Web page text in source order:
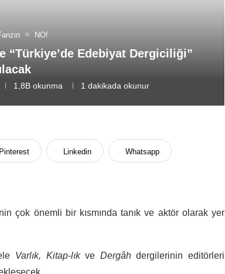
NO!
“Türkiye’de Edebiyat Dergiciliği”
1,8B okunma 1 dakikada okunur
Pinterest Linkedin Whatsapp
çok önemli bir kısmında tanık ve aktör olarak yer
Varlık, Kitap-lıkve Dergâhdergilerinin editörleri